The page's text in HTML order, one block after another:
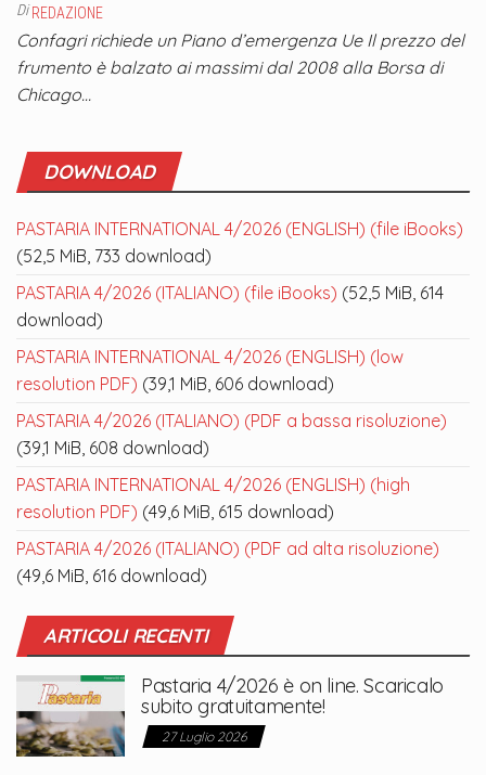
Di REDAZIONE
Confagri richiede un Piano d’emergenza Ue Il prezzo del
frumento è balzato ai massimi dal 2008 alla Borsa di
Chicago…
DOWNLOAD
PASTARIA INTERNATIONAL 4/2026 (ENGLISH) (file iBooks)
(52,5 MiB, 733 download)
PASTARIA 4/2026 (ITALIANO) (file iBooks) (52,5 MiB, 614
download)
PASTARIA INTERNATIONAL 4/2026 (ENGLISH) (low
resolution PDF) (39,1 MiB, 606 download)
PASTARIA 4/2026 (ITALIANO) (PDF a bassa risoluzione)
(39,1 MiB, 608 download)
PASTARIA INTERNATIONAL 4/2026 (ENGLISH) (high
resolution PDF) (49,6 MiB, 615 download)
PASTARIA 4/2026 (ITALIANO) (PDF ad alta risoluzione)
(49,6 MiB, 616 download)
ARTICOLI RECENTI
Pastaria 4/2026 è on line. Scaricalo
subito gratuitamente!
27 Luglio 2026